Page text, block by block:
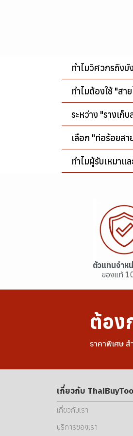
เทปพันเกลียวและก
เหล็กรรัดท่อและกิ๊
อะไหล่ปั๊มนํ้า
สะดืออ่างและท่อน้ำ
มิเตอร์น้ำ
เกจ์วัดแรงดันน้ำ
เครื่องมืองานท่อ
อุปกรณ์ตัด ดัด แล
เครื่องเชื่อมท่อ
เครื่องล้างท่อ
อุปกรณ์ระบบแอร์
สปริงเกลอร์
อะไหล่และใบมีด
เลื่อยกิ่ง
เครื่องตัดแต่งพุ่ม
โซ่เลื่อยและอะไหล่
กรรไกรตัดกิ่ง
เลื่อยมือตัดกิ่ง
กรรไกรตัดหญ้า
ช้อนปลูกและชุดเค
เครื่องมือขุดและพร
จอบ พลั่ว คราด
เครื่องพรวนดิน
อุปกรณ์สวมใส่งานส
ถุงมือสวน
รองเท้าบูทยาง
อุปกรณ์ทำความสะอ
เครื่องเป่า และดูดใ
ไม้กวาด
รถเข็นและถังเก็บใบ
อุปกรณ์เสริมและข้อ
เครื่องดูดฝุ่นไร้สาย
เครื่องดูดเศษไม้
ถุงกรองฝุ่นและอะไ
เครื่องขัดพื้น
เครื่องขัดพื้นจานเ
เครื่องกวาดพื้น
แผ่นขัดพื้นและอุป
โบลเวอร์ และพัดลม
โบลเวอร์
พัดลม
พัดลมเป่าพื้น (หอย
อุปกรณ์และวัสดุทำค
ไม้ถูพื้นและถังบีบน้ำ
ผ้าเช็ด ฟองน้ำ และเ
วน
น้ำยาทำความสะอา
น้ำยาถูพื้น
น้ำยาล้างมือ
หน้ากากป้องกันเชื่อ
หมวกนิรภัย
อุปกรณ์ลดเสียง
ป้องกันระบบทางเดิน
หน้ากากกันฝุ่นและ
ไส้กรองและอุปกร
ป้องกันมือและแขน
ถุงมือหนังและงานเ
ถุงมือกันบาดและง
ปลอกแขนกันความ
ชุดป้องกันลำตัวและเ
เสื้อสะท้อนแสงแล
ชุดกันสารเคมี
รองเท้าเซฟตี้
อุปกรณ์ป้องกันการ
เข็มขัดนิรภัยและเชื
งานจราจร
กรวยจราจรและแผ
ไฟสัญญาณและป้า
สายรัดรถบรรทุก
สายรัดโพลีเอสเตอ
อุปกรณ์ป้องกันนำ้ท่
ไฟสำรองและป้ายห
ตู้อุปกรณ์ดับเพลิง
ชุดปฐมพยาบาล
ทำไมวิศวกรถึงบั
ทำไมต้องใช้ "สา
ระหว่าง "รางเก็
เลือก "ท่อร้อยส
ทำไมผู้รับเหมาแ
ตัวแทนจำห
ของแท้
ต้อง
ราคาพิเศษ ส
เกี่ยวกับ
เกี่ยวกับเรา
บริการของเรา